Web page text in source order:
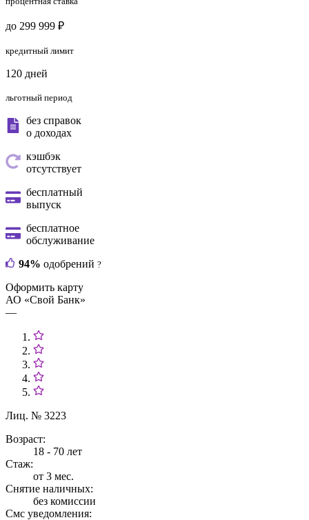
до 299 999 ₽
кредитный лимит
120 дней
льготный период
без справок
о доходах
кэшбэк
отсутствует
бесплатный
выпуск
бесплатное
обслуживание
94% одобрений ?
Оформить карту
АО «Свой Банк»
—
Лиц. № 3223
Возраст:
18 - 70 лет
Стаж:
от 3 мес.
Снятие наличных:
без комиссии
Смс уведомления: